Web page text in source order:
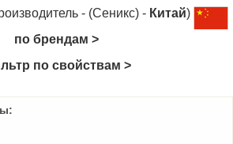
- (Сеникс) - Китай)
по брендам >
по свойствам >